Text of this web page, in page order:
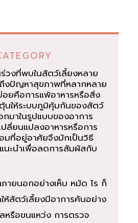
วงที่พบในสัตว์เลี้ยงหลาย
งปัญหาสุขภาพที่หลากหลาย
ยคือการแพ้อาหารหรือสิ่ง
นให้ระบบภูมิคุ้มกันของสัตว์
มาในรูปแบบของอาการ
ลี่ยนแปลงอาหารหรือการ
ที่อยู่อาศัยจึงมักเป็นวิธี
ะนำเพื่อลดการสัมผัสกับ
ายนอกอย่างเห็บ หมัด ไร ก็
ห้สัตว์เลี้ยงมีอาการคันอย่าง
หรือขนแหว่ง การตรวจ